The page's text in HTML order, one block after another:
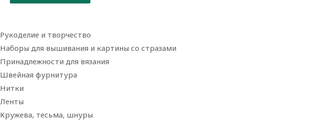
Рукоделие и творчество
Наборы для вышивания и картины со стразами
Принадлежности для вязания
Швейная фурнитура
Нитки
Ленты
Кружева, тесьма, шнуры